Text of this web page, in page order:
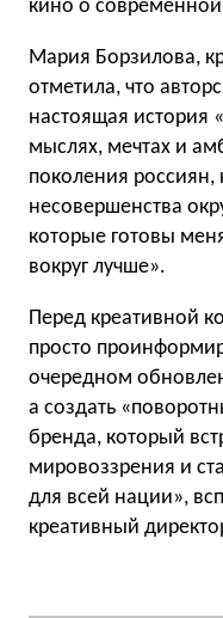
кино о
Мария Борзилова,
отметила, что
настоящая история
мыслях, мечтах и
поколения россиян,
несовершенства
которые готовы
вокруг лучше».
Перед креативной
просто
очередном
а создать
бренда, который
мировоззрения и
для всей нации»,
креативный